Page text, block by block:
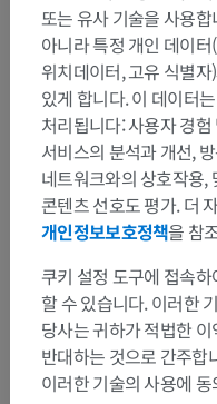
곧창자: 잘록창자띠가 펼
항문관: 돌림층이 두꺼워
곧창자꼬리뼈근육: 꼬리
연결합니다.
이 번
참고문헌
Azzouz LL, Sharma S.
StatPearls [Internet]. Treasure
Available from:https://
또는 유사 기술을 사용
아니라 특정 개인 데이
위치데이터, 고유 식별
있게 합니다. 이 데이터
처리됩니다: 사용자 경
서비스의 분석과 개선,
네트워크와의 상호작용,
콘텐츠 선호도 평가. 더
개인정보보호정책을 참
쿠키 설정 도구에 접속
할 수 있습니다. 이러한
당사는 귀하가 적법한
반대하는 것으로 간주
이러한 기술의 사용에